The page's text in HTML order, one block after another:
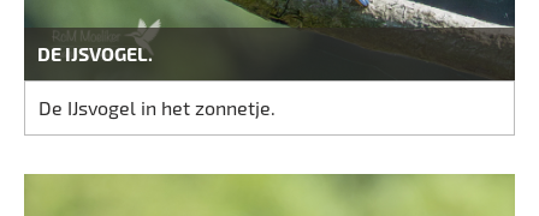
DE IJSVOGEL.
De IJsvogel in het zonnetje.